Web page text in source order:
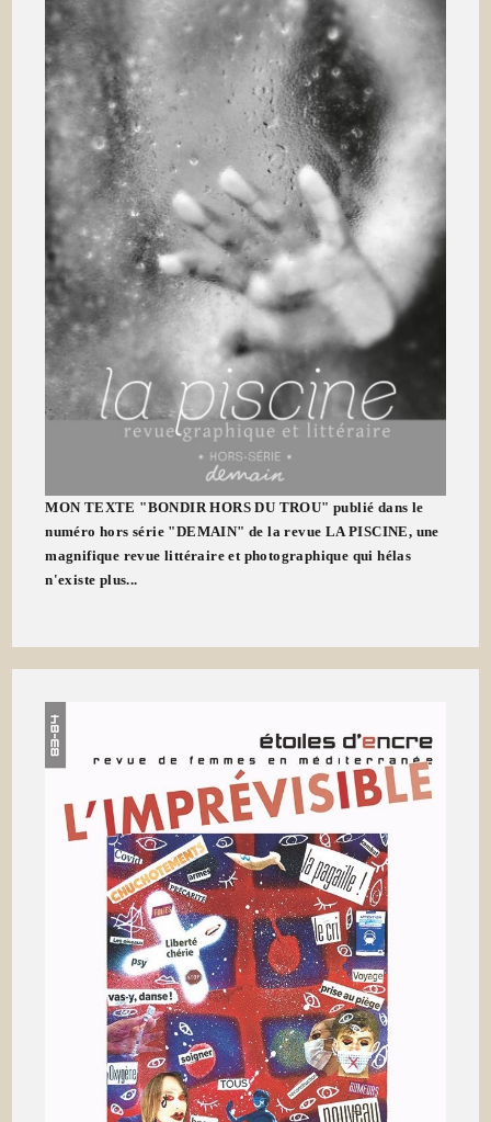
MON TEXTE "BONDIR HORS DU TROU" publié dans le
numéro hors série "DEMAIN" de la revue LA PISCINE, une
magnifique revue littéraire et photographique qui hélas
n'existe plus...